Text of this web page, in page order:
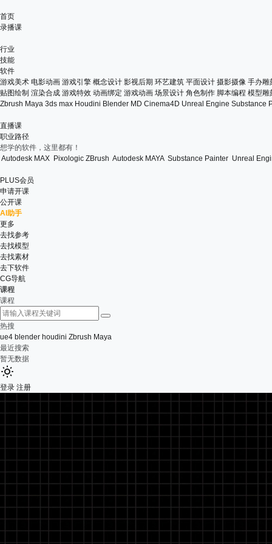
首页
录播课
行业
技能
软件
游戏美术 电影动画 游戏引擎 概念设计 影视后期 环艺建筑 平面设计 摄影摄像 手办雕
贴图绘制 渲染合成 游戏特效 动画绑定 游戏动画 场景设计 角色制作 脚本编程 模型雕
Zbrush Maya 3ds max Houdini Blender MD Cinema4D Unreal Engine Substance
直播课
职业路径
想学的软件，这里都有！
Autodesk MAX Pixologic ZBrush Autodesk MAYA Substance Painter Unreal
PLUS会员
申请开课
公开课
AI助手
更多
去找参考
去找模型
去找素材
去下软件
CG导航
课程
课程
热搜
ue4 blender houdini Zbrush Maya
最近搜索
暂无数据
登录 注册